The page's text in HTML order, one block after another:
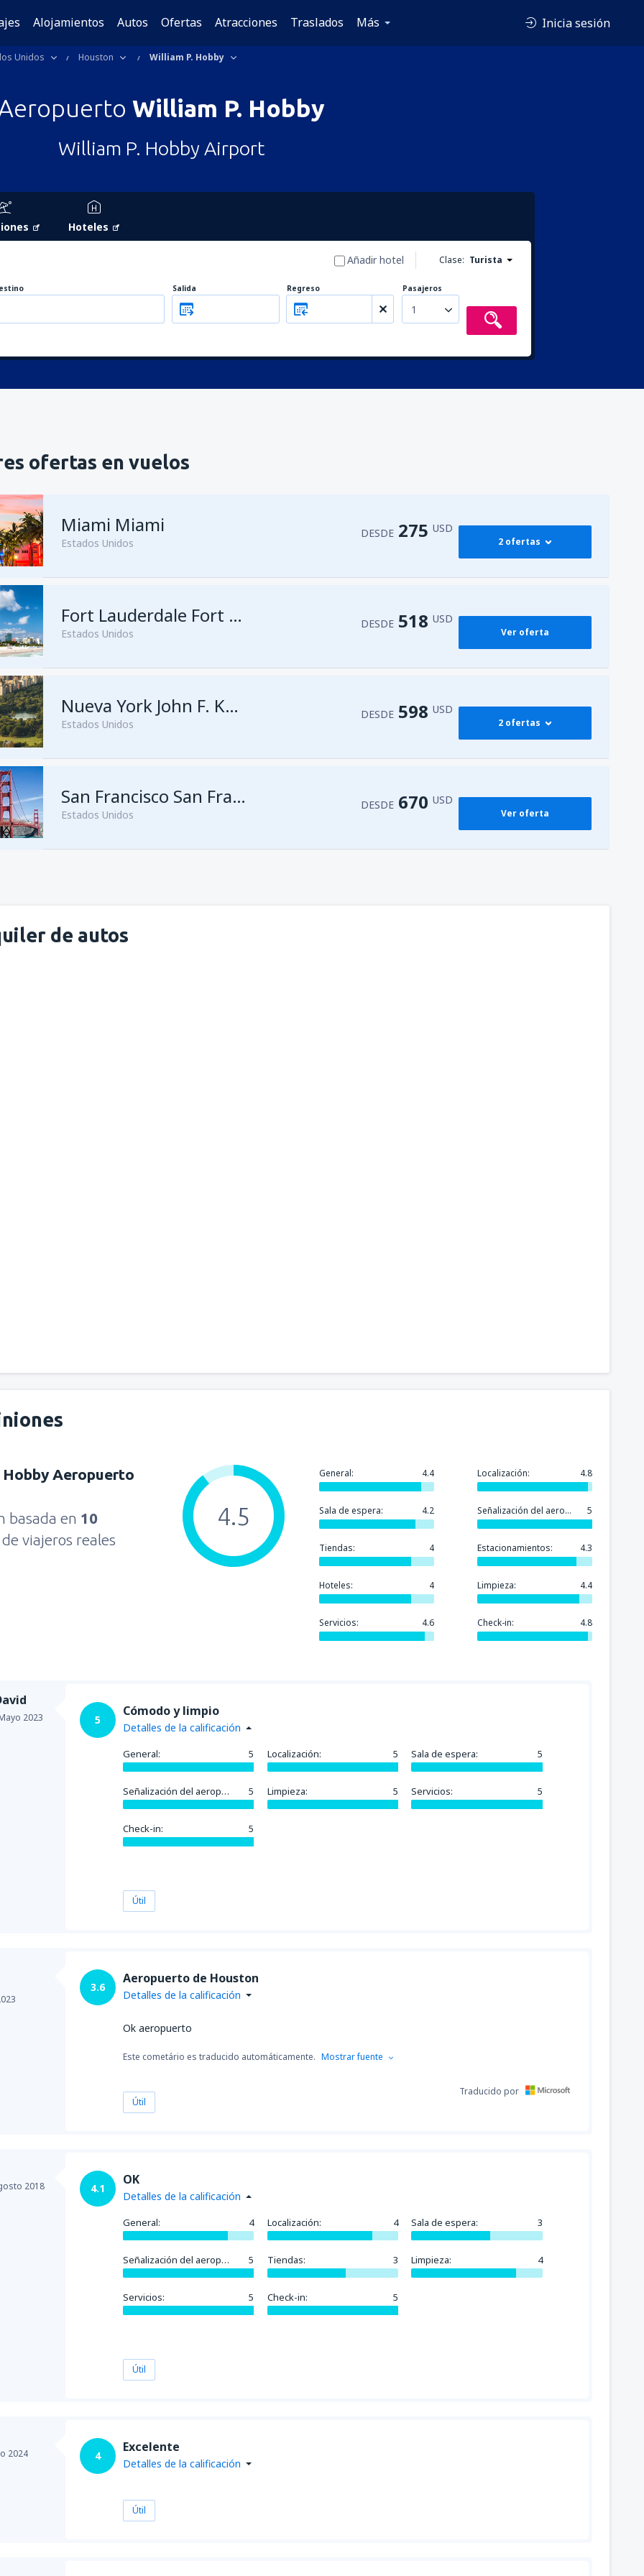
Alojamientos Autos Ofertas Atracciones Traslados Más Inicia sesión
Unidos Houston William P. Hobby
William P. Hobby
William P. Hobby Airport
Hoteles
Clase: Turista
Añadir hotel
Salida Regreso Pasajeros
1
ofertas en vuelos
Miami Miami
Estados Unidos
DESDE 275 USD
2 ofertas
desdeLima, Jorge Chávez
desdeLima, Jorge Chávez (LIM) DESDE581USD
Fort Lauderdale Fort Lauderdale–Hollywood Intl Airport
Estados Unidos
DESDE 518 USD
Ver oferta
Nueva York John F. Kennedy
Estados Unidos
DESDE 598 USD
2 ofertas
desdeLima, Jorge Chávez
desdeLima, Jorge Chávez (LIM) DESDE768USD
San Francisco San Francisco
Estados Unidos
DESDE 670 USD
Ver oferta
de autos
Hobby Aeropuerto
basada en 10
de viajeros reales
General: 4.4 Localización: 4.8
Sala de espera: 4.2 Señalización del aeropuerto: 5
Tiendas: 4 Estacionamientos: 4.3
Hoteles: 4 Limpieza: 4.4
Servicios: 4.6 Check-in: 4.8
4.5
2023 5
Cómodo y limpio
Detalles de la calificación
General: 5 Localización: 5 Sala de espera: 5
Señalización del aeropuerto: 5 Limpieza: 5 Servicios: 5
Check-in: 5
Útil
3.6
Aeropuerto de Houston
Detalles de la calificación
Ok aeropuerto
Este cometário es traducido automáticamente. Mostrar fuente
Útil
Traducido por
2018 4.1
OK
Detalles de la calificación
General: 4 Localización: 4 Sala de espera: 3
Señalización del aeropuerto: 5 Tiendas: 3 Limpieza: 4
Servicios: 5 Check-in: 5
Útil
2024 4
Excelente
Detalles de la calificación
Útil